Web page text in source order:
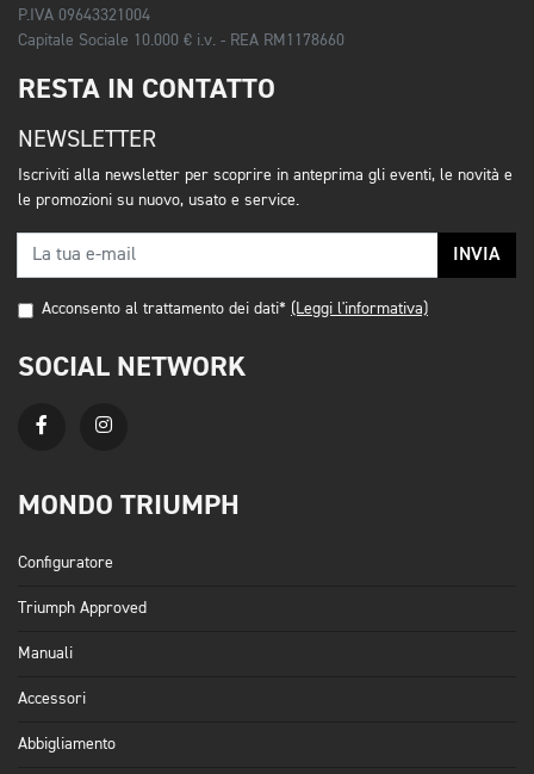
P.IVA 09643321004
Capitale Sociale 10.000 € i.v. - REA RM1178660
RESTA IN CONTATTO
NEWSLETTER
Iscriviti alla newsletter per scoprire in anteprima gli eventi, le novità e
le promozioni su nuovo, usato e service.
INVIA
Acconsento al trattamento dei dati* (Leggi l'informativa)
SOCIAL NETWORK
MONDO TRIUMPH
Configuratore
Triumph Approved
Manuali
Accessori
Abbigliamento